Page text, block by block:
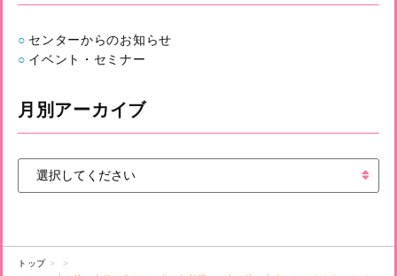
センターからのお知らせ
イベント・セミナー
月別アーカイブ
トップ